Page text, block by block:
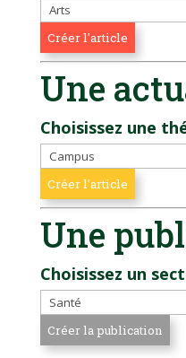
Une
Choisissez une
Une
Choisissez un